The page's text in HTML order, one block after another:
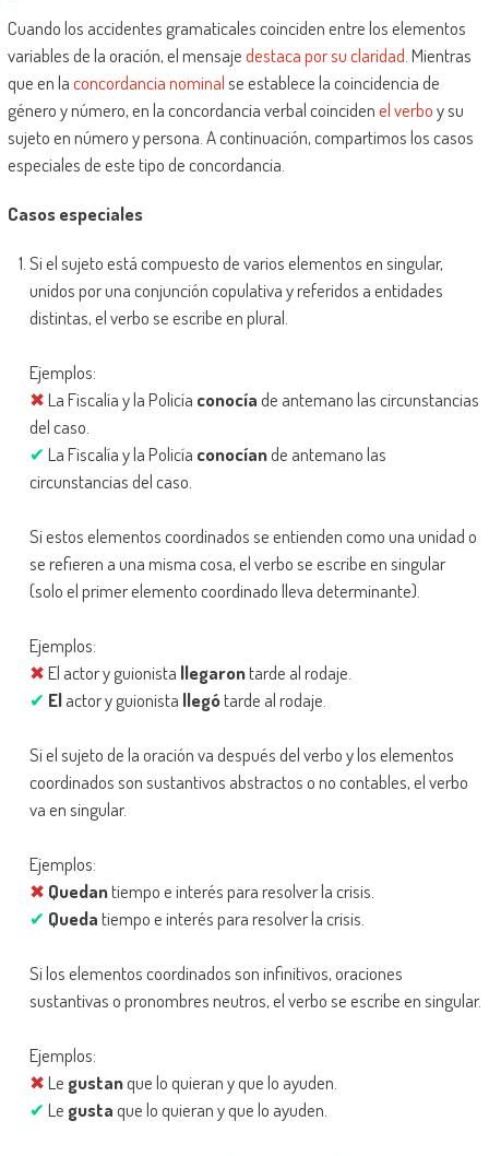
Cuando los accidentes gramaticales coinciden entre los elementos
variables de la oración, el mensajedestaca por su claridad . Mientras
que en laconcordancia nominalse establece la coincidencia de
género y número, en la concordancia verbal coincidenel verboy su
sujeto en número y persona. A continuación, compartimos los casos
especiales de este tipo de concordancia.
Casos especiales
Si el sujeto está compuesto de varios elementos en singular,
unidos por una conjunción copulativa y referidos a entidades
distintas, el verbo se escribe en plural.
Ejemplos:
✖La Fiscalía y la Policía conocíade antemano las circunstancias
del caso.
✔La Fiscalía y la Policía conocíande antemano las
circunstancias del caso.
Si estos elementos coordinados se entienden como una unidad o
se refieren a una misma cosa, el verbo se escribe en singular
(solo el primer elemento coordinado lleva determinante).
Ejemplos:
✖El actor y guionista llegarontarde al rodaje.
✔ Elactor y guionista llegótarde al rodaje.
Si el sujeto de la oración va después del verbo y los elementos
coordinados son sustantivos abstractos o no contables, el verbo
va en singular.
Ejemplos:
✖ Quedantiempo e interés para resolver la crisis.
✔ Quedatiempo e interés para resolver la crisis.
Si los elementos coordinados son infinitivos, oraciones
sustantivas o pronombres neutros, el verbo se escribe en singular.
Ejemplos:
✖Le gustanque lo quieran y que lo ayuden.
✔Le gustaque lo quieran y que lo ayuden.